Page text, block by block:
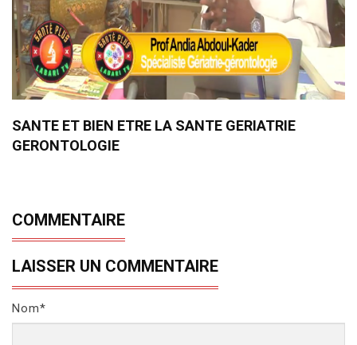
SANTE ET BIEN ETRE LA SANTE GERIATRIE
GERONTOLOGIE
COMMENTAIRE
LAISSER UN COMMENTAIRE
Nom*